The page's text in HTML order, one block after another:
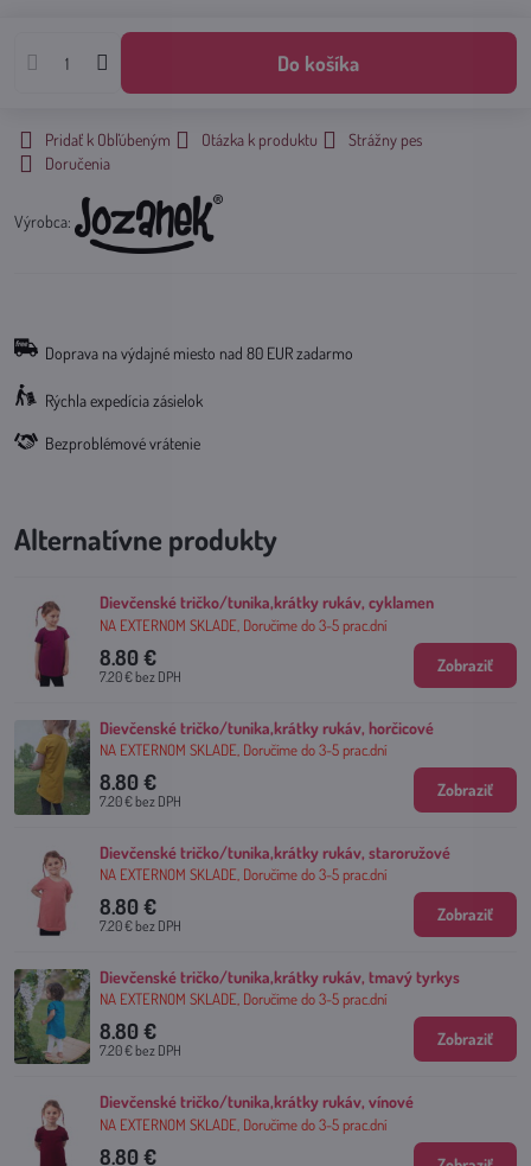
Do košíka
Pridať k Obľúbeným Otázka k produktu
Strážny pes
Doručenia
Výrobca:
Doprava na výdajné miesto nad 80 EUR zadarmo
Rýchla expedícia zásielok
Bezproblémové vrátenie
Alternatívne produkty
Dievčenské tričko/tunika,krátky rukáv, cyklamen
NA EXTERNOM SKLADE, Doručíme do 3-5 prac.dní
8.80 €
7.20 €bez DPH
Zobraziť
Dievčenské tričko/tunika,krátky rukáv, horčicové
NA EXTERNOM SKLADE, Doručíme do 3-5 prac.dní
8.80 €
7.20 €bez DPH
Zobraziť
Dievčenské tričko/tunika,krátky rukáv, staroružové
NA EXTERNOM SKLADE, Doručíme do 3-5 prac.dní
8.80 €
7.20 €bez DPH
Zobraziť
Dievčenské tričko/tunika,krátky rukáv, tmavý tyrkys
NA EXTERNOM SKLADE, Doručíme do 3-5 prac.dní
8.80 €
7.20 €bez DPH
Zobraziť
Dievčenské tričko/tunika,krátky rukáv, vínové
NA EXTERNOM SKLADE, Doručíme do 3-5 prac.dní
8.80 €